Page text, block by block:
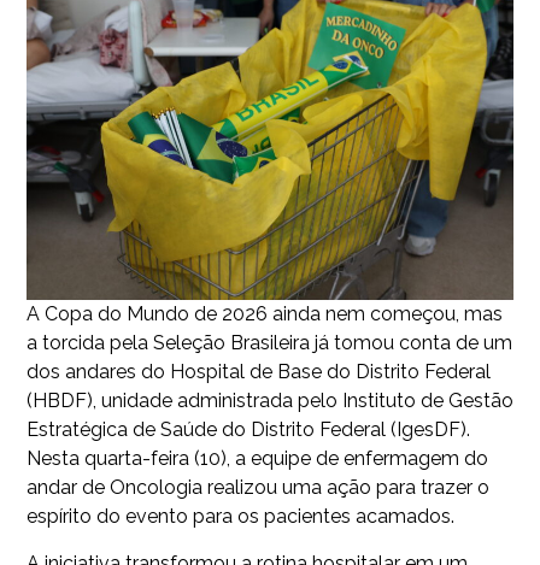
A Copa do Mundo de 2026 ainda nem começou, mas
a torcida pela Seleção Brasileira já tomou conta de um
dos andares do Hospital de Base do Distrito Federal
(HBDF), unidade administrada pelo Instituto de Gestão
Estratégica de Saúde do Distrito Federal (IgesDF).
Nesta quarta-feira (10), a equipe de enfermagem do
andar de Oncologia realizou uma ação para trazer o
espírito do evento para os pacientes acamados.